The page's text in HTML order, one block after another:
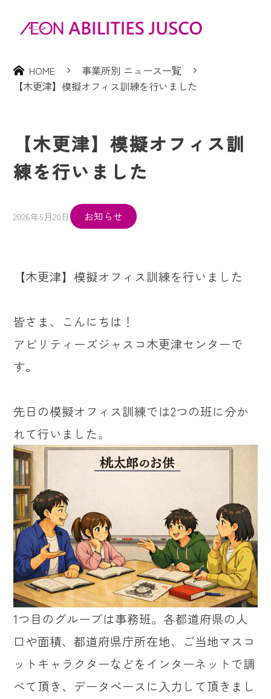
HOME
事業所別 ニュース一覧
【木更津】模擬オフィス訓練を行いました
【木更津】模擬オフィス訓
練を行いました
2026年5月20日 お知らせ
【木更津】模擬オフィス訓練を行いました
皆さま、こんにちは！
アビリティーズジャスコ木更津センターで
す。
先日の模擬オフィス訓練では2つの班に分か
れて行いました。
1つ目のグループは事務班。各都道府県の人
口や面積、都道府県庁所在地、ご当地マスコ
ットキャラクターなどをインターネットで調
べて頂き、データベースに入力して頂きまし